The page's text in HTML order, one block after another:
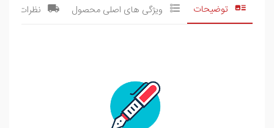
توضیحات ویژگی های اصلی محصول نظرات